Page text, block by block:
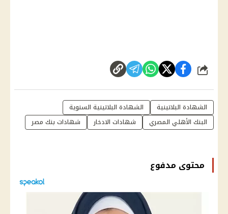
شارك
الشهادة البلاتينية
الشهادة البلاتينية السنوية
البنك الأهلي المصري
شهادات الادخار شهادات بنك مصر
محتوى مدفوع